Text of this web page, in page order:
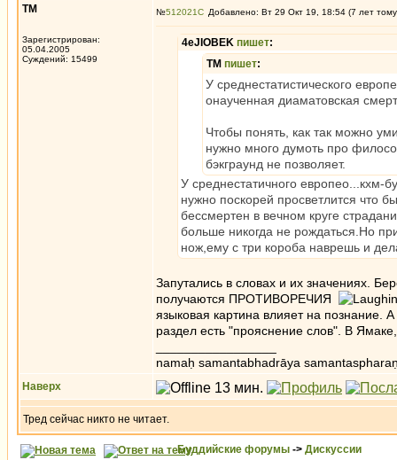
ТМ
Зарегистрирован:
05.04.2005
Суждений: 15499
№512021 Добавлено: Вт 29 Окт 19, 18:54 (7 лет
4eJIOBEK пишет:
ТМ пишет:
У среднестатистического
онаученная диаматовская
Чтобы понять, как так можно
нужно много думоть про
бэкграунд не позволяет.
У среднестатичного европео...кхм-
нужно поскорей просветлится что
бессмертен в вечном круге
больше никогда не рождаться.Но
нож,ему с три короба наврешь и
Запутались в словах и их значениях.
получаются ПРОТИВОРЕЧИЯ
языковая картина влияет на познание.
раздел есть "прояснение слов". В
namaḥ samantabhadrāya
Наверх
Тред сейчас никто не читает.
Буддийские форумы -> Дискуссии